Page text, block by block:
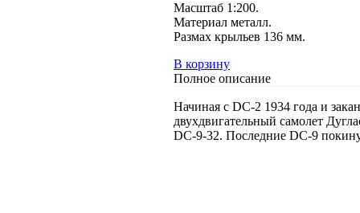
Масштаб 1:200.
Материал металл.
Размах крыльев 136 мм.
В корзину
Полное описание
Начиная с DC-2 1934 года и
двухдвигательный самолет
DC-9-32. Последние DC-9